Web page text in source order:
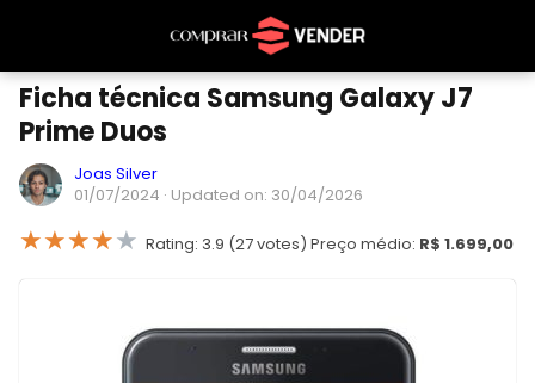
Ficha técnica Samsung Galaxy J7
Prime Duos
Joas Silver
01/07/2024 · Updated on: 30/04/2026
★★★★★ Rating: 3.9 (27 votes) Preço médio: R$ 1.699,00